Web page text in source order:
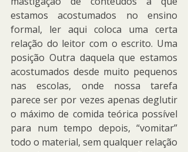
estamos acostumados no ensino
formal, ler aqui coloca uma certa
relação do leitor com o escrito. Uma
posição Outra daquela que estamos
acostumados desde muito pequenos
nas escolas, onde nossa tarefa
parece ser por vezes apenas deglutir
o máximo de comida teórica possível
para num tempo depois, “vomitar”
todo o material, sem qualquer relação